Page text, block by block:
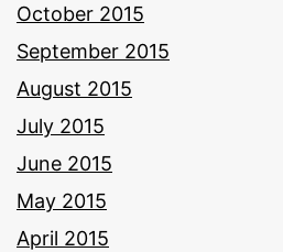
October 2015
September 2015
August 2015
July 2015
June 2015
May 2015
April 2015